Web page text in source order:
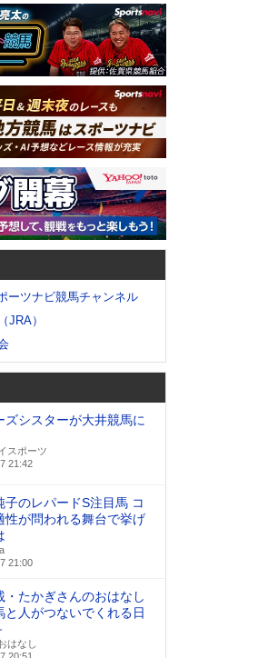
ーツナビ競馬チャンネル
JRA）
ズシスターが大井競馬に
スポーツ
21:42
子のレパードS注目馬 コ
性が問われる舞台で挙げ
21:00
・たかぎさんのおはなし
と人がつないでくれる日
はなし